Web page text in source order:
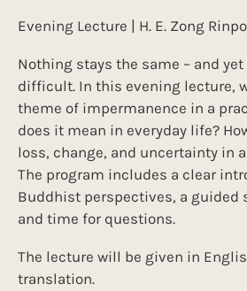
Evening Lecture | H. E. Zong
Nothing stays the same – and
difficult. In this evening lecture,
theme of impermanence in a
does it mean in everyday life?
loss, change, and uncertainty in
The program includes a clear
Buddhist perspectives, a guided
and time for questions.
The lecture will be given in
translation.